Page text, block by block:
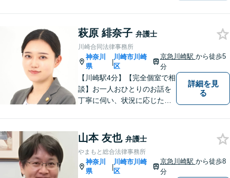
産管財人や成年後見人等、裁
判所から依頼を受ける事件も
多数経験しています。1人で悩
まずに、是非ご相談くださ
い。
萩原 緋奈子 弁護士
川崎合同法律事務所
神奈川
県
|
川崎市川崎
区
京急川崎駅 から徒歩5
分
【川崎駅4分】【完全個室で相
談】お一人おひとりのお話を
丁寧に伺い、状況に応じた解
これからの人生を諦めなくて
済むよう、精一杯お手伝いさ
せていただきます。【休日・
夜間面談可】
詳細を見
る
山本 友也 弁護士
やまもと総合法律事務所
神奈川
県
|
川崎市川崎
区
京急川崎駅 から徒歩8
分